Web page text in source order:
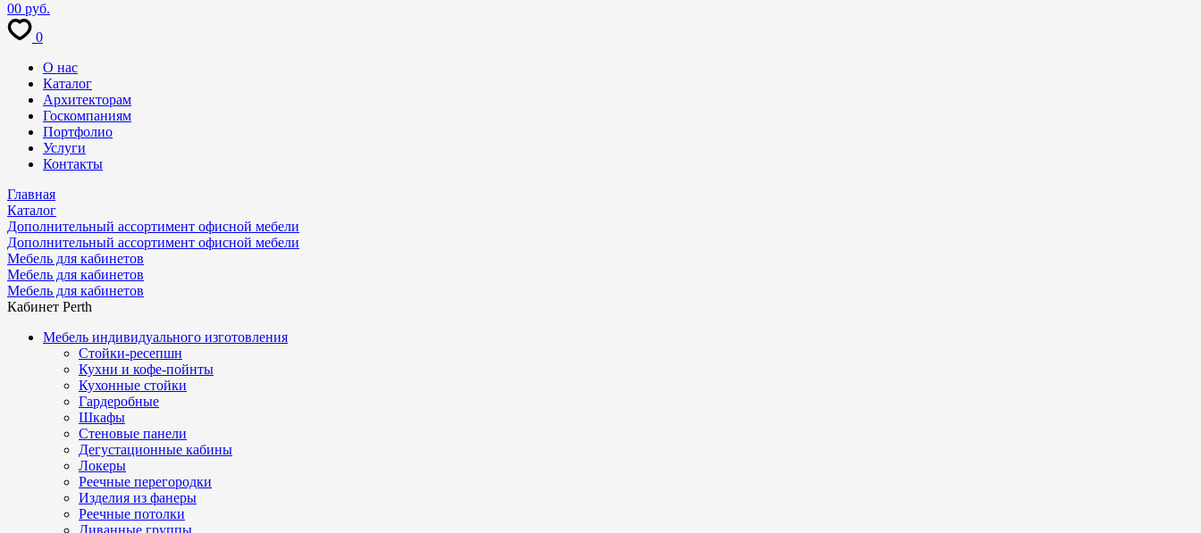
00 руб.
0
О нас
Каталог
Архитекторам
Госкомпаниям
Портфолио
Услуги
Контакты
Главная
Каталог
Дополнительный ассортимент офисной мебели
Дополнительный ассортимент офисной мебели
Мебель для кабинетов
Мебель для кабинетов
Мебель для кабинетов
Кабинет Perth
Мебель индивидуального изготовления
Стойки-ресепшн
Кухни и кофе-пойнты
Кухонные стойки
Гардеробные
Шкафы
Стеновые панели
Дегустационные кабины
Локеры
Реечные перегородки
Изделия из фанеры
Реечные потолки
Диванные группы